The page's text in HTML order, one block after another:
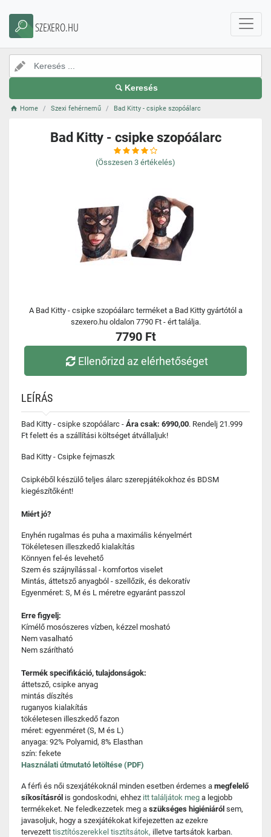
SZEXERO.HU
Keresés
Home Szexi fehérnemű Bad Kitty - csipke szopóálarc
Bad Kitty - csipke szopóálarc
(Összesen 3 értékelés)
A Bad Kitty - csipke szopóálarc terméket a Bad Kitty gyártótól a
szexero.hu oldalon 7790 Ft - ért találja.
7790 Ft
Ellenőrizd az elérhetőséget
LEÍRÁS
Bad Kitty - csipke szopóálarc - Ára csak: 6990,00. Rendelj 21.999
Ft felett és a szállítási költséget átvállaljuk!
Bad Kitty - Csipke fejmaszk
Csipkéből készülő teljes álarc szerepjátékokhoz és BDSM
kiegészítőként!
Miért jó?
Enyhén rugalmas és puha a maximális kényelmért
Tökéletesen illeszkedő kialakítás
Könnyen fel-és levehető
Szem és szájnyílással - komfortos viselet
Mintás, áttetsző anyagból - szellőzik, és dekoratív
Egyenméret: S, M és L méretre egyaránt passzol
Erre figyelj:
Kímélő mosószeres vízben, kézzel mosható
Nem vasalható
Nem szárítható
Termék specifikáció, tulajdonságok:
áttetsző, csipke anyag
mintás díszítés
ruganyos kialakítás
tökéletesen illeszkedő fazon
méret: egyenméret (S, M és L)
anyaga: 92% Polyamid, 8% Elasthan
szín: fekete
Használati útmutató letöltése (PDF)
A férfi és női szexjátékoknál minden esetben érdemes a megfelelő
síkosításról is gondoskodni, ehhez itt találjátok meg a legjobb
termékeket. Ne feledkezzetek meg a szükséges higiéniáról sem,
javasoljuk, hogy a szexjátékokat kifejezetten az ezekre
tervezett tisztítószerekkel tisztítsátok, illetve tartsátok karban.